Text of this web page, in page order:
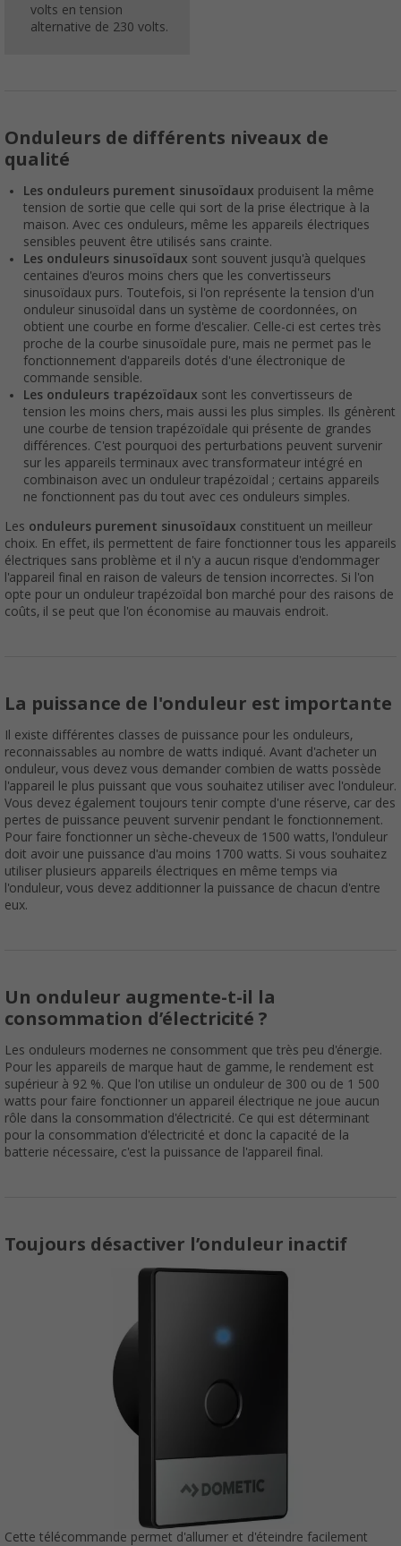
volts en tension
alternative de 230 volts.
Onduleurs de différents niveaux de
qualité
Les onduleurs purement sinusoïdaux produisent la même
tension de sortie que celle qui sort de la prise électrique à la
maison. Avec ces onduleurs, même les appareils électriques
sensibles peuvent être utilisés sans crainte.
Les onduleurs sinusoïdaux sont souvent jusqu'à quelques
centaines d'euros moins chers que les convertisseurs
sinusoïdaux purs. Toutefois, si l'on représente la tension d'un
onduleur sinusoïdal dans un système de coordonnées, on
obtient une courbe en forme d'escalier. Celle-ci est certes très
proche de la courbe sinusoïdale pure, mais ne permet pas le
fonctionnement d'appareils dotés d'une électronique de
commande sensible.
Les onduleurs trapézoïdaux sont les convertisseurs de
tension les moins chers, mais aussi les plus simples. Ils génèrent
une courbe de tension trapézoïdale qui présente de grandes
différences. C'est pourquoi des perturbations peuvent survenir
sur les appareils terminaux avec transformateur intégré en
combinaison avec un onduleur trapézoïdal ; certains appareils
ne fonctionnent pas du tout avec ces onduleurs simples.
Les onduleurs purement sinusoïdaux constituent un meilleur
choix. En effet, ils permettent de faire fonctionner tous les appareils
électriques sans problème et il n'y a aucun risque d'endommager
l'appareil final en raison de valeurs de tension incorrectes. Si l'on
opte pour un onduleur trapézoïdal bon marché pour des raisons de
coûts, il se peut que l'on économise au mauvais endroit.
La puissance de l'onduleur est importante
Il existe différentes classes de puissance pour les onduleurs,
reconnaissables au nombre de watts indiqué. Avant d'acheter un
onduleur, vous devez vous demander combien de watts possède
l'appareil le plus puissant que vous souhaitez utiliser avec l'onduleur.
Vous devez également toujours tenir compte d'une réserve, car des
pertes de puissance peuvent survenir pendant le fonctionnement.
Pour faire fonctionner un sèche-cheveux de 1500 watts, l'onduleur
doit avoir une puissance d'au moins 1700 watts. Si vous souhaitez
utiliser plusieurs appareils électriques en même temps via
l'onduleur, vous devez additionner la puissance de chacun d'entre
eux.
Un onduleur augmente-t-il la
consommation d’électricité ?
Les onduleurs modernes ne consomment que très peu d'énergie.
Pour les appareils de marque haut de gamme, le rendement est
supérieur à 92 %. Que l'on utilise un onduleur de 300 ou de 1 500
watts pour faire fonctionner un appareil électrique ne joue aucun
rôle dans la consommation d'électricité. Ce qui est déterminant
pour la consommation d'électricité et donc la capacité de la
batterie nécessaire, c'est la puissance de l'appareil final.
Toujours désactiver l’onduleur inactif
Cette télécommande permet d'allumer et d'éteindre facilement